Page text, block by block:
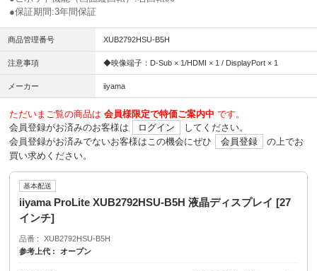
●保証期間:3年間保証
商品管理番号 XUB2792HSU-B5H
注意事項 ◆映像端子：D-Sub × 1/HDMI × 1 / DisplayPort × 1
メーカー iiyama
ただいまご覧の商品は 会員様限定で特価ご案内中 です。
会員登録がお済みのお客様は
ログイン
してください。
会員登録がお済みでないお客様はこの機会にぜひ
会員登録
の上でお
買い求めください。
基本配送
iiyama ProLite XUB2792HSU-B5H 液晶ディスプレイ [27
インチ]
品番
XUB2792HSU-B5H
参考上代
オープン